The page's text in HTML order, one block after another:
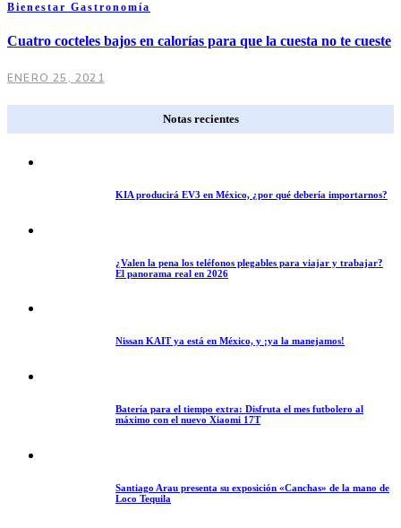
Bienestar Gastronomía
Cuatro cocteles bajos en calorías para que la cuesta no te cueste
ENERO 25, 2021
Notas recientes
KIA producirá EV3 en México, ¿por qué debería importarnos?
¿Valen la pena los teléfonos plegables para viajar y trabajar?
El panorama real en 2026
Nissan KAIT ya está en México, y ¡ya la manejamos!
Batería para el tiempo extra: Disfruta el mes futbolero al
máximo con el nuevo Xiaomi 17T
Santiago Arau presenta su exposición «Canchas» de la mano de
Loco Tequila